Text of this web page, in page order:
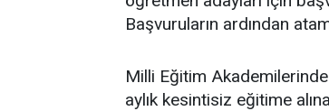
Başvuruların ardından
Milli Eğitim
aylık kesintisiz eğitime